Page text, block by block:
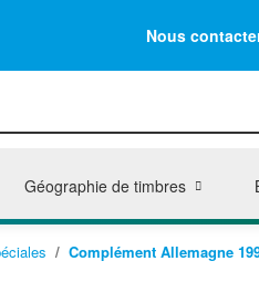
Nous
Géographie de timbres
Complément Allemagne